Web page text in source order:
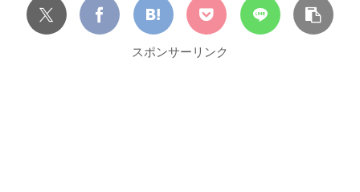
スポンサーリンク